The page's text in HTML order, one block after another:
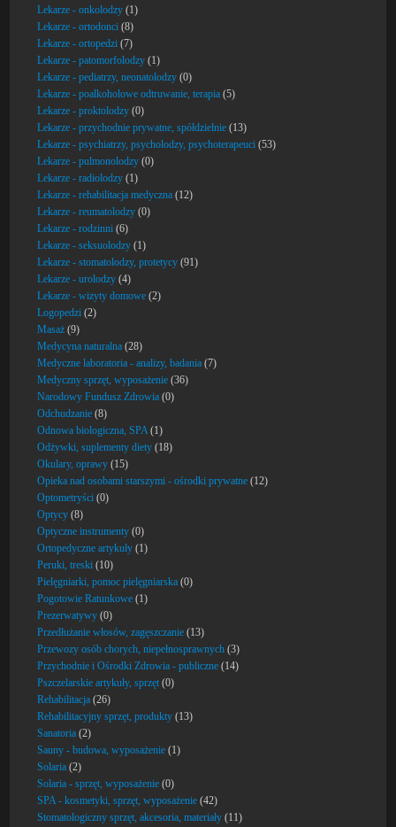
Lekarze - onkolodzy (1)
Lekarze - ortodonci (8)
Lekarze - ortopedzi (7)
Lekarze - patomorfolodzy (1)
Lekarze - pediatrzy, neonatolodzy (0)
Lekarze - poalkoholowe odtruwanie, terapia (5)
Lekarze - proktolodzy (0)
Lekarze - przychodnie prywatne, spółdzielnie (13)
Lekarze - psychiatrzy, psycholodzy, psychoterapeuci (53)
Lekarze - pulmonolodzy (0)
Lekarze - radiolodzy (1)
Lekarze - rehabilitacja medyczna (12)
Lekarze - reumatolodzy (0)
Lekarze - rodzinni (6)
Lekarze - seksuolodzy (1)
Lekarze - stomatolodzy, protetycy (91)
Lekarze - urolodzy (4)
Lekarze - wizyty domowe (2)
Logopedzi (2)
Masaż (9)
Medycyna naturalna (28)
Medyczne laboratoria - analizy, badania (7)
Medyczny sprzęt, wyposażenie (36)
Narodowy Fundusz Zdrowia (0)
Odchudzanie (8)
Odnowa biologiczna, SPA(1)
Odżywki, suplementy diety (18)
Okulary, oprawy (15)
Opieka nad osobami starszymi - ośrodki prywatne (12)
Optometryści (0)
Optycy (8)
Optyczne instrumenty (0)
Ortopedyczne artykuły (1)
Peruki, treski (10)
Pielęgniarki, pomoc pielęgniarska (0)
Pogotowie Ratunkowe (1)
Prezerwatywy (0)
Przedłużanie włosów, zagęszczanie (13)
Przewozy osób chorych, niepełnosprawnych (3)
Przychodnie i Ośrodki Zdrowia - publiczne (14)
Pszczelarskie artykuły, sprzęt (0)
Rehabilitacja (26)
Rehabilitacyjny sprzęt, produkty (13)
Sanatoria (2)
Sauny - budowa, wyposażenie (1)
Solaria (2)
Solaria - sprzęt, wyposażenie (0)
SPA - kosmetyki, sprzęt, wyposażenie (42)
Stomatologiczny sprzęt, akcesoria, materiały (11)